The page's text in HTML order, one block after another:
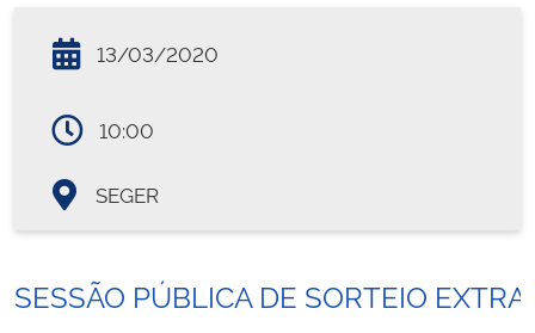
13/03/2020
10:00
SEGER
SESSÃO PÚBLICA DE SORTEIO